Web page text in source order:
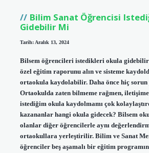
Bilim Sanat Öğrencisi
Gidebilir Mi
Tarih: Aralık 13, 2024
Bilsem öğrencileri istedikleri okula gidebilir
özel eğitim raporunu alın ve sisteme
ortaokula kaydolabilir. Daha önce hiç sorun
Ortaokulda zaten bilmeme rağmen,
istediğim okula kaydolmamı çok
kazananlar hangi okula gidecek? Bilsem
olanlar diğer öğrencilerle aynı
ortaokullara yerleştirilir. Bilim ve Sanat
öğrenciler beş aşamalı bir eğitim